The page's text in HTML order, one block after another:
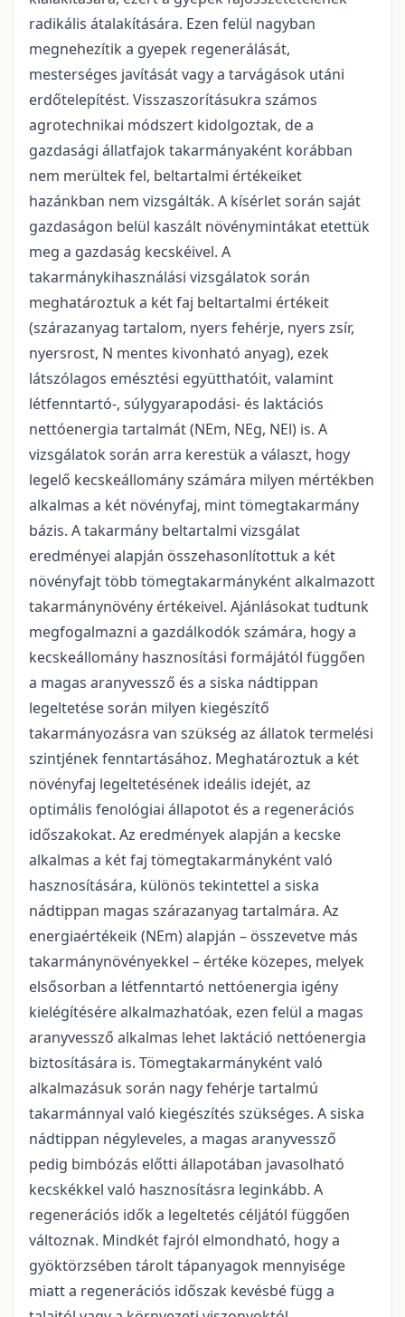
radikális átalakítására. Ezen felül nagyban
megnehezítik a gyepek regenerálását,
mesterséges javítását vagy a tarvágások utáni
erdőtelepítést. Visszaszorításukra számos
agrotechnikai módszert kidolgoztak, de a
gazdasági állatfajok takarmányaként korábban
nem merültek fel, beltartalmi értékeiket
hazánkban nem vizsgálták. A kísérlet során saját
gazdaságon belül kaszált növénymintákat etettük
meg a gazdaság kecskéivel. A
takarmánykihasználási vizsgálatok során
meghatároztuk a két faj beltartalmi értékeit
(szárazanyag tartalom, nyers fehérje, nyers zsír,
nyersrost, N mentes kivonható anyag), ezek
látszólagos emésztési együtthatóit, valamint
létfenntartó-, súlygyarapodási- és laktációs
nettóenergia tartalmát (NEm, NEg, NEl) is. A
vizsgálatok során arra kerestük a választ, hogy
legelő kecskeállomány számára milyen mértékben
alkalmas a két növényfaj, mint tömegtakarmány
bázis. A takarmány beltartalmi vizsgálat
eredményei alapján összehasonlítottuk a két
növényfajt több tömegtakarmányként alkalmazott
takarmánynövény értékeivel. Ajánlásokat tudtunk
megfogalmazni a gazdálkodók számára, hogy a
kecskeállomány hasznosítási formájától függően
a magas aranyvessző és a siska nádtippan
legeltetése során milyen kiegészítő
takarmányozásra van szükség az állatok termelési
szintjének fenntartásához. Meghatároztuk a két
növényfaj legeltetésének ideális idejét, az
optimális fenológiai állapotot és a regenerációs
időszakokat. Az eredmények alapján a kecske
alkalmas a két faj tömegtakarmányként való
hasznosítására, különös tekintettel a siska
nádtippan magas szárazanyag tartalmára. Az
energiaértékeik (NEm) alapján – összevetve más
takarmánynövényekkel – értéke közepes, melyek
elsősorban a létfenntartó nettóenergia igény
kielégítésére alkalmazhatóak, ezen felül a magas
aranyvessző alkalmas lehet laktáció nettóenergia
biztosítására is. Tömegtakarmányként való
alkalmazásuk során nagy fehérje tartalmú
takarmánnyal való kiegészítés szükséges. A siska
nádtippan négyleveles, a magas aranyvessző
pedig bimbózás előtti állapotában javasolható
kecskékkel való hasznosításra leginkább. A
regenerációs idők a legeltetés céljától függően
változnak. Mindkét fajról elmondható, hogy a
gyöktörzsében tárolt tápanyagok mennyisége
miatt a regenerációs időszak kevésbé függ a